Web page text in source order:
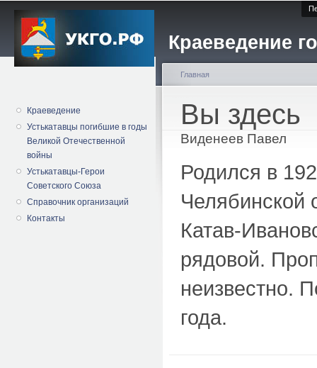
Краеведение
Краеведение
Устькатавцы погибшие в годы
Великой Отечественной
войны
Устькатавцы-Герои
Советского Союза
Справочник организаций
Контакты
Вы здесь
Главная
Виденеев Павел
Родился в
Челябинской
Катав-
рядовой.
неизвестно.
года.